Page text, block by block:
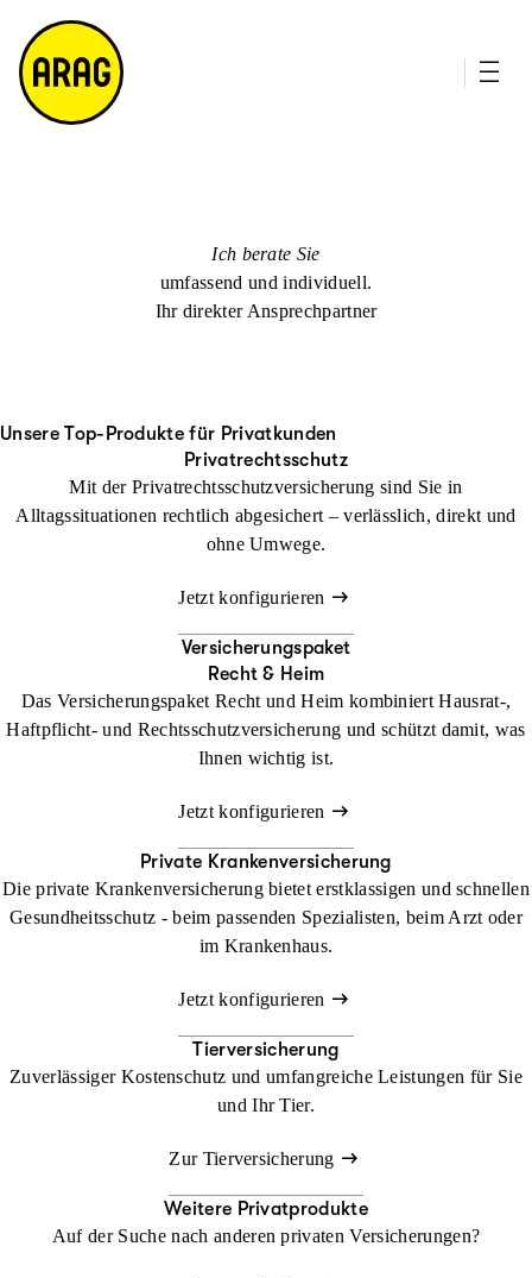
m
a
p
Ich berate Sie
umfassend und individuell.
Ihr direkter Ansprechpartner
Unsere Top-Produkte für Privatkunden
Privatrechtsschutz
Mit der Privatrechtsschutzversicherung sind Sie in
Alltagssituationen rechtlich abgesichert – verlässlich, direkt und
ohne Umwege.
Jetzt konfigurieren
Versicherungspaket
Recht & Heim
Das Versicherungspaket Recht und Heim kombiniert Hausrat-,
Haftpflicht- und Rechtsschutzversicherung und schützt damit, was
Ihnen wichtig ist.
Jetzt konfigurieren
Private Krankenversicherung
Die private Krankenversicherung bietet erstklassigen und schnellen
Gesundheitsschutz - beim passenden Spezialisten, beim Arzt oder
im Krankenhaus.
Jetzt konfigurieren
Tierversicherung
Zuverlässiger Kostenschutz und umfangreiche Leistungen für Sie
und Ihr Tier.
Zur Tierversicherung
Weitere Privatprodukte
Auf der Suche nach anderen privaten Versicherungen?